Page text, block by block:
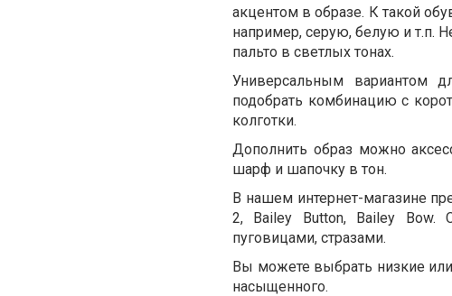
акцентом в образе. К такой
например, серую, белую и т.п.
пальто в светлых тонах.
Универсальным вариантом
подобрать комбинацию с
колготки.
Дополнить образ можно
шарф и шапочку в тон.
В нашем интернет-магазине
2, Bailey Button, Bailey Bow.
пуговицами, стразами.
Вы можете выбрать низкие или
насыщенного.